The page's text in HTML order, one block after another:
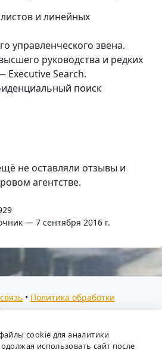
и линейных
управленческого звена.
руководства и редких
Executive Search.
поиск
не оставляли отзывы и
агентстве.
— 7 сентября 2016 г.
• Политика обработки
рейтинги и
о кадровых агентствах
cookie для аналитики
использовать сайт после